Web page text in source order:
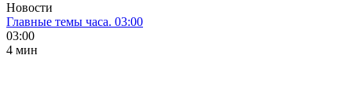
Новости
Главные темы часа. 03:00
03:00
4 мин